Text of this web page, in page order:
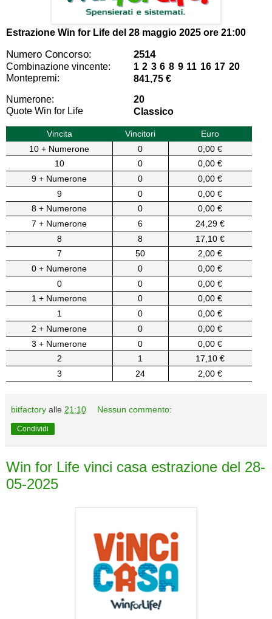
Estrazione Win for Life del 28 maggio 2025 ore 21:00
Numero Concorso: 2514
Combinazione vincente:
1 2 3 6 8 9 11 16 17 20
Montepremi:
841,75 €
Numerone:
20
Quote Win for Life
Classico
Vincita Vincitori
Euro
10 + Numerone
0
0,00 €
10
0
0,00 €
9 + Numerone
0
0,00 €
9
0
0,00 €
8 + Numerone
0
0,00 €
7 + Numerone
6
24,29 €
8
8
17,10 €
7
50
2,00 €
0 + Numerone
0
0,00 €
0
0
0,00 €
1 + Numerone
0
0,00 €
1
0
0,00 €
2 + Numerone
0
0,00 €
3 + Numerone
0
0,00 €
2
1
17,10 €
3
24 2,00 €
bitfactory alle 21:10 Nessun commento:
Condividi
Win for Life vinci casa estrazione del 28-
05-2025